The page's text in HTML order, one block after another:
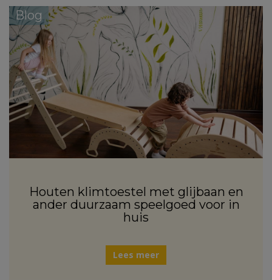
Blog
Houten klimtoestel met glijbaan en
ander duurzaam speelgoed voor in
huis
Lees meer